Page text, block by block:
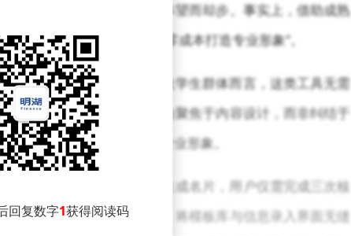
，常因操作复杂或隐性成本望而却步。事实上，借助成熟
享的全流程，真正实现“零成本打造专业形象”。
对于初创者、自由职业者及学生群体而言，这类工具无需
等基础功能。用户可将精力聚焦于内容设计，而非纠结于
性化空间，帮助用户展现专业形象。
想状态下，从进入平台到生成名片，用户仅需完成三次核
小程序通过优化交互设计，将模板库与信息录入界面无缝
回复数字1获得阅读码